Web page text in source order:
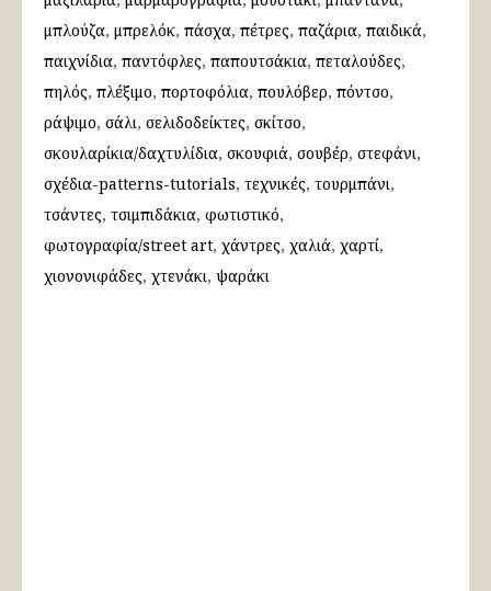
μπλούζα μπρελόκ πάσχα πέτρες παζάρια παιδικά
παιχνίδια παντόφλες παπουτσάκια πεταλούδες
πηλός πλέξιμο πορτοφόλια πουλόβερ πόντσο
ράψιμο σάλι σελιδοδείκτες σκίτσο
σκουλαρίκια/δαχτυλίδια σκουφιά σουβέρ στεφάνι
σχέδια-patterns-tutorials τεχνικές τουρμπάνι
τσάντες τσιμπιδάκια φωτιστικό
φωτογραφία/street art χάντρες χαλιά χαρτί
χιονονιφάδες χτενάκι ψαράκι